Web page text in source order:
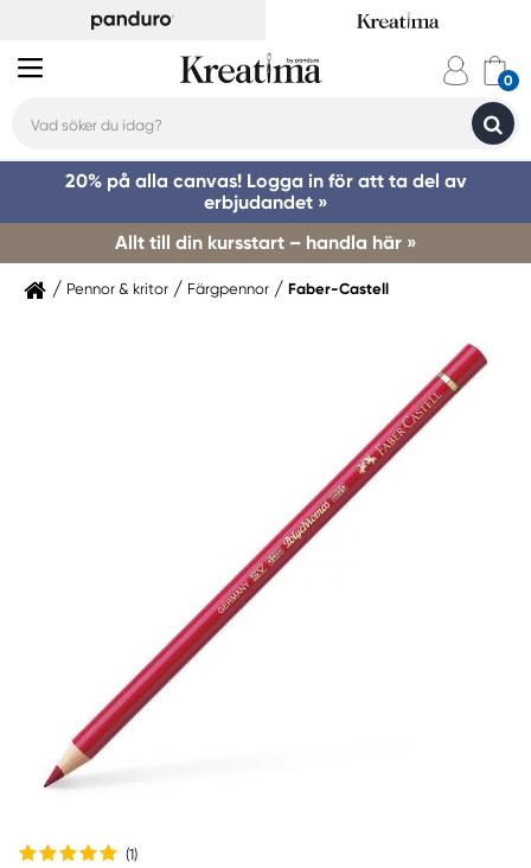
20% på alla canvas! Logga in för att ta del av
erbjudandet »
Allt till din kursstart – handla här »
Pennor & kritor Färgpennor Faber-Castell
(1)